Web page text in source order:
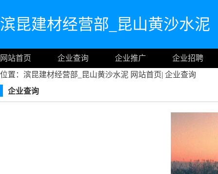
滨昆建材经营部_昆山黄沙水泥
网站首页 企业查询 企业推广
企业招聘
位置：滨昆建材经营部_昆山黄沙水泥 网站首页| 企业查询
企业查询